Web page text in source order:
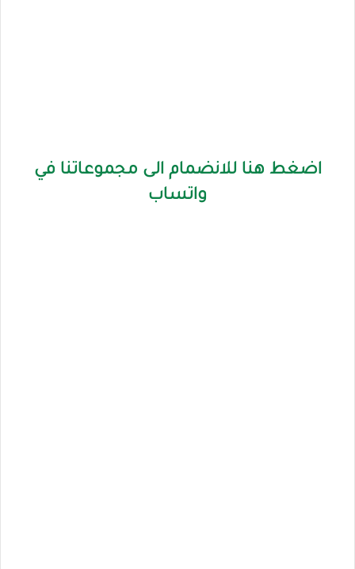
اضغط هنا للانضمام الى مجموعاتنا في
واتساب